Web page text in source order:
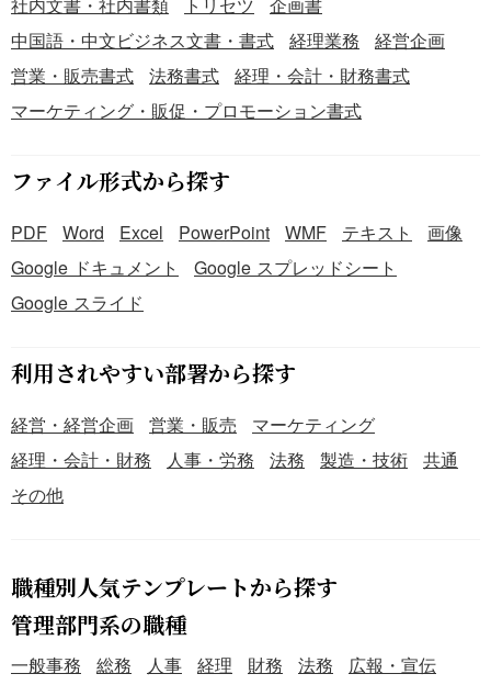
中国語・中文ビジネス文書・書式
経理業務
経営企画
営業・販売書式
法務書式
経理・会計・財務書式
マーケティング・販促・プロモーション書式
ファイル形式から探す
PDF Word Excel PowerPoint WMF テキスト
画像
Google ドキュメント
Google スプレッドシート
Google スライド
利用されやすい部署から探す
経営・経営企画 営業・販売
マーケティング
経理・会計・財務
人事・労務 法務 製造・技術
共通
その他
職種別人気テンプレートから探す
管理部門系の職種
一般事務 総務 人事 経理 財務 法務
広報・宣伝